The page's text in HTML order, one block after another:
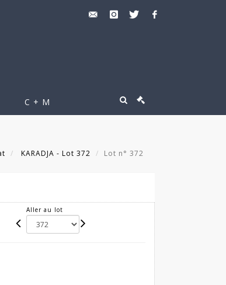
C + M
KARADJA - Lot 372 Lot n° 372
Aller au lot